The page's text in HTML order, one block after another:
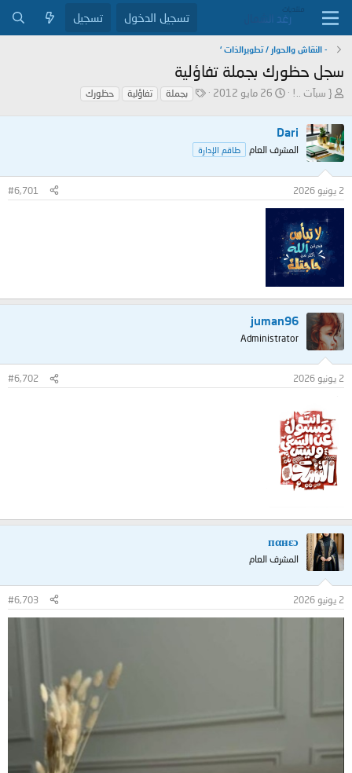
تسجيل الدخول تسجيل
- النقاش والحوار / تطويرالذات ‘
سجل حظورك بجملة تفاؤلية
ب
د
ئ
ا
ل
م
و
و
ع
{ سبآت ..!
ت
ر
خ
ل
26 مايو 2012
ا
و
بجملة تفاؤلية حظورك
Dari
المشرف العام طاقم الإدارة
2 يونيو 2026 #6,701
juman96
Administrator
2 يونيو 2026 #6,702
пαнεɔ
المشرف العام
2 يونيو 2026 #6,703